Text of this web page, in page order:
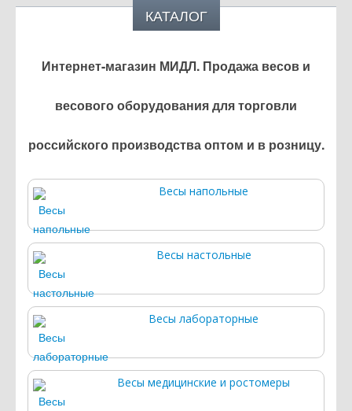
КАТАЛОГ
Интернет-магазин МИДЛ. Продажа весов и
весового оборудования для торговли
российского производства оптом и в розницу.
Весы напольные
Весы настольные
Весы лабораторные
Весы медицинские и ростомеры